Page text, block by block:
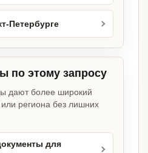
Петербурге
по этому запросу
дают более широкий
или региона без лишних
для